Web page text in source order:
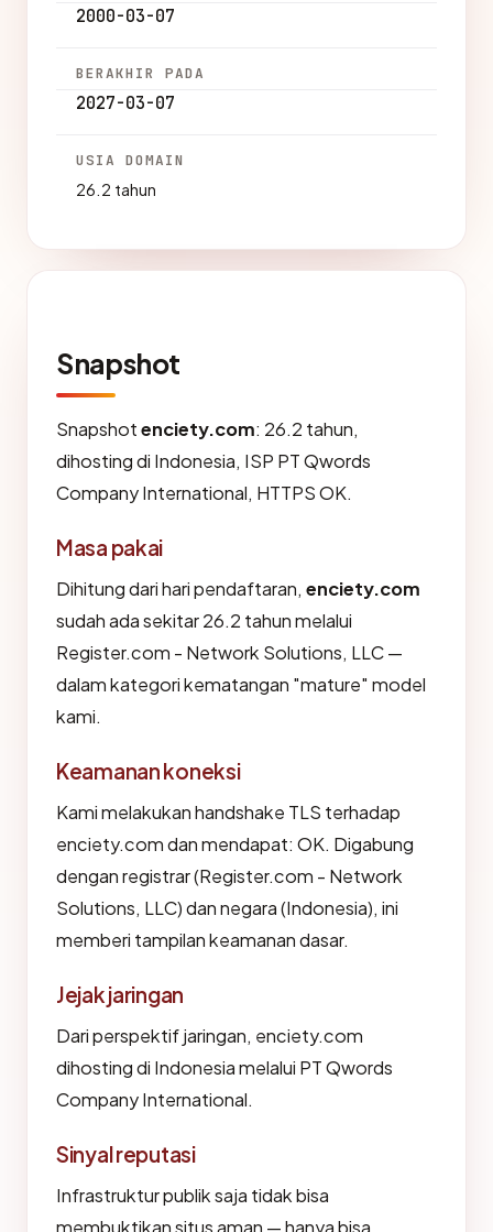
2000-03-07
BERAKHIR PADA
2027-03-07
USIA DOMAIN
26.2 tahun
Snapshot
Snapshotenciety.com: 26.2 tahun,
dihosting di Indonesia, ISP PT Qwords
Company International, HTTPS OK.
Masa pakai
Dihitung dari hari pendaftaran, enciety.com
sudah ada sekitar 26.2 tahun melalui
Register.com - Network Solutions, LLC —
dalam kategori kematangan "mature" model
kami.
Keamanan koneksi
Kami melakukan handshake TLS terhadap
enciety.com dan mendapat: OK. Digabung
dengan registrar (Register.com - Network
Solutions, LLC) dan negara (Indonesia), ini
memberi tampilan keamanan dasar.
Jejak jaringan
Dari perspektif jaringan, enciety.com
dihosting di Indonesia melalui PT Qwords
Company International.
Sinyal reputasi
Infrastruktur publik saja tidak bisa
membuktikan situs aman — hanya bisa